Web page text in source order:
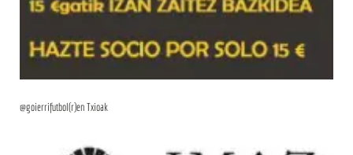
@goierrifutbol(r)en Txioak